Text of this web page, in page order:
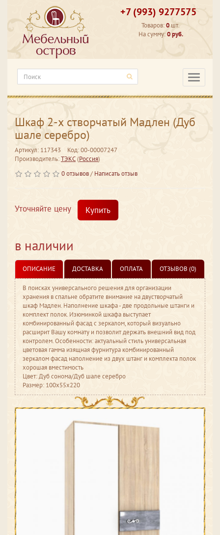
+7 (993) 9277575
Товаров:0 шт.
На сумму:0 руб.
Шкаф 2-х створчатый Мадлен (Дуб
шале серебро)
Артикул: 117343
Код: 00-00007247
Производитель:ТЭКС(Россия)
0 отзывов/ Написать отзыв
Уточняйте цену Купить
в наличии
ОПИСАНИЕ ДОСТАВКА ОПЛАТА ОТЗЫВОВ (0)
В поисках универсального решения для организации
хранения в спальне обратите внимание на двустворчатый
шкаф Мадлен. Наполнение шкафа - две продольные штанги и
комплект полок. Изюминкой шкафа выступает
комбинированный фасад с зеркалом, который визуально
расширит Вашу комнату и позволит держать внешний вид под
контролем. Особенности: актуальный стиль универсальная
цветовая гамма изящная фурнитура комбинированный
зеркалом фасад наполнение из двух штанг и комплекта полок
хорошая вместимость
Цвет: Дуб сонома/Дуб шале серебро
Размер: 100x55x220